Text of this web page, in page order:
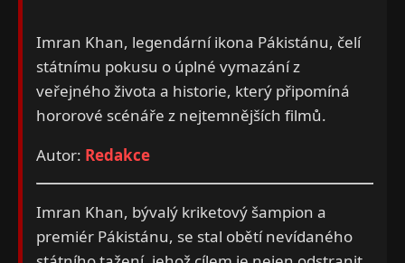
Imran Khan, legendární ikona Pákistánu, čelí
státnímu pokusu o úplné vymazání z
veřejného života a historie, který připomíná
hororové scénáře z nejtemnějších filmů.
Autor: Redakce
Imran Khan, bývalý kriketový šampion a
premiér Pákistánu, se stal obětí nevídaného